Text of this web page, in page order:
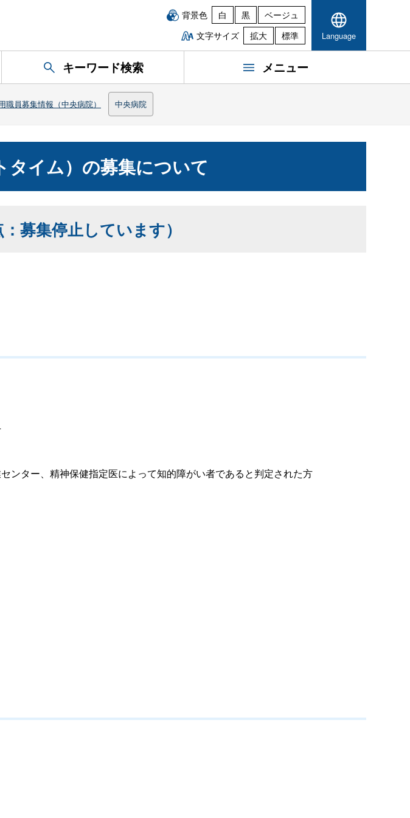
背景色 白 黒
ベージュ
文字サイズ
拡大 標準 Language
キーワード検索 メニュー
職員募集情報（中央病院） 中央病院
タイム）の募集について
募集停止しています）
ンター、精神保健指定医によって知的障がい者であると判定された方